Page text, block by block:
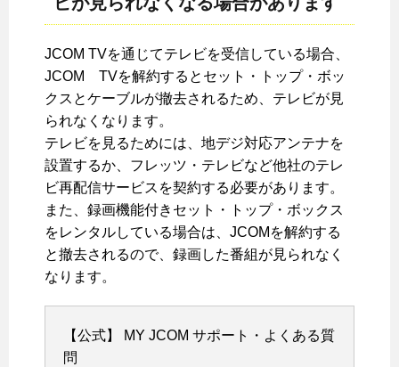
JCOM TVを通じてテレビを受信している場合、
JCOM TVを解約するとセット・トップ・ボッ
クスとケーブルが撤去されるため、テレビが見
られなくなります。
テレビを見るためには、地デジ対応アンテナを
設置するか、フレッツ・テレビなど他社のテレ
ビ再配信サービスを契約する必要があります。
また、録画機能付きセット・トップ・ボックス
をレンタルしている場合は、JCOMを解約する
と撤去されるので、録画した番組が見られなく
なります。
【公式】 MY JCOM サポート・よくある質
問